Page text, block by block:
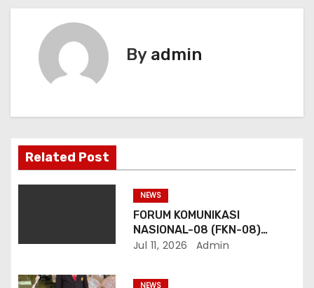
g
o
s
By admin
Related Post
NEWS
FORUM KOMUNIKASI
NASIONAL-08 (FKN-08)
Dukung Program
Jul 11, 2026 Admin
NEWS